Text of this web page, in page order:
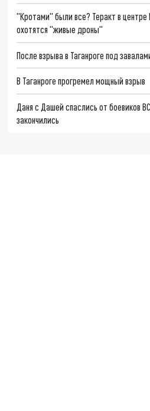
"Кротами" были все? Теракт в центре
охотятся "живые дроны"
После взрыва в Таганроге под
В Таганроге прогремел мощный взрыв
Даня с Дашей спаслись от боевиков
закончились